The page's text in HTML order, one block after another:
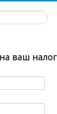
ваш налог